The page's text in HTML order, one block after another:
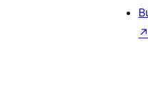
↗